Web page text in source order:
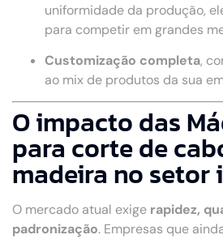
uniformidade da produção,
para competir em grandes
Customização completa,
ao mix de produtos da sua
O impacto das
para corte de
madeira no
O mercado atual exige rapidez,
padronização. Empresas que